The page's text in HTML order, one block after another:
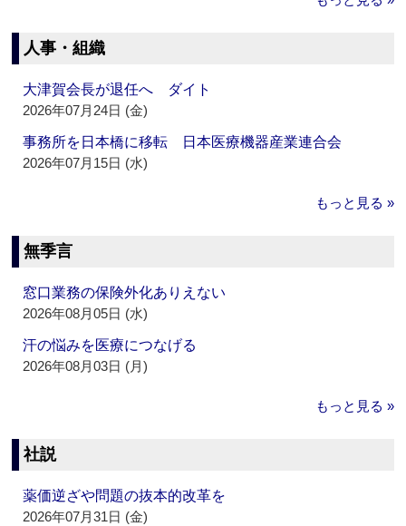
人事・組織
大津賀会長が退任へ ダイト
2026年07月24日 (金)
事務所を日本橋に移転 日本医療機器産業連合会
2026年07月15日 (水)
もっと見る »
無季言
窓口業務の保険外化ありえない
2026年08月05日 (水)
汗の悩みを医療につなげる
2026年08月03日 (月)
もっと見る »
社説
薬価逆ざや問題の抜本的改革を
2026年07月31日 (金)